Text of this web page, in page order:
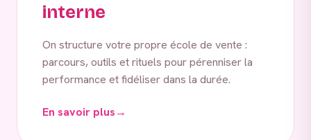
interne
On structure votre propre école de vente :
parcours, outils et rituels pour pérenniser la
performance et fidéliser dans la durée.
En savoir plus→